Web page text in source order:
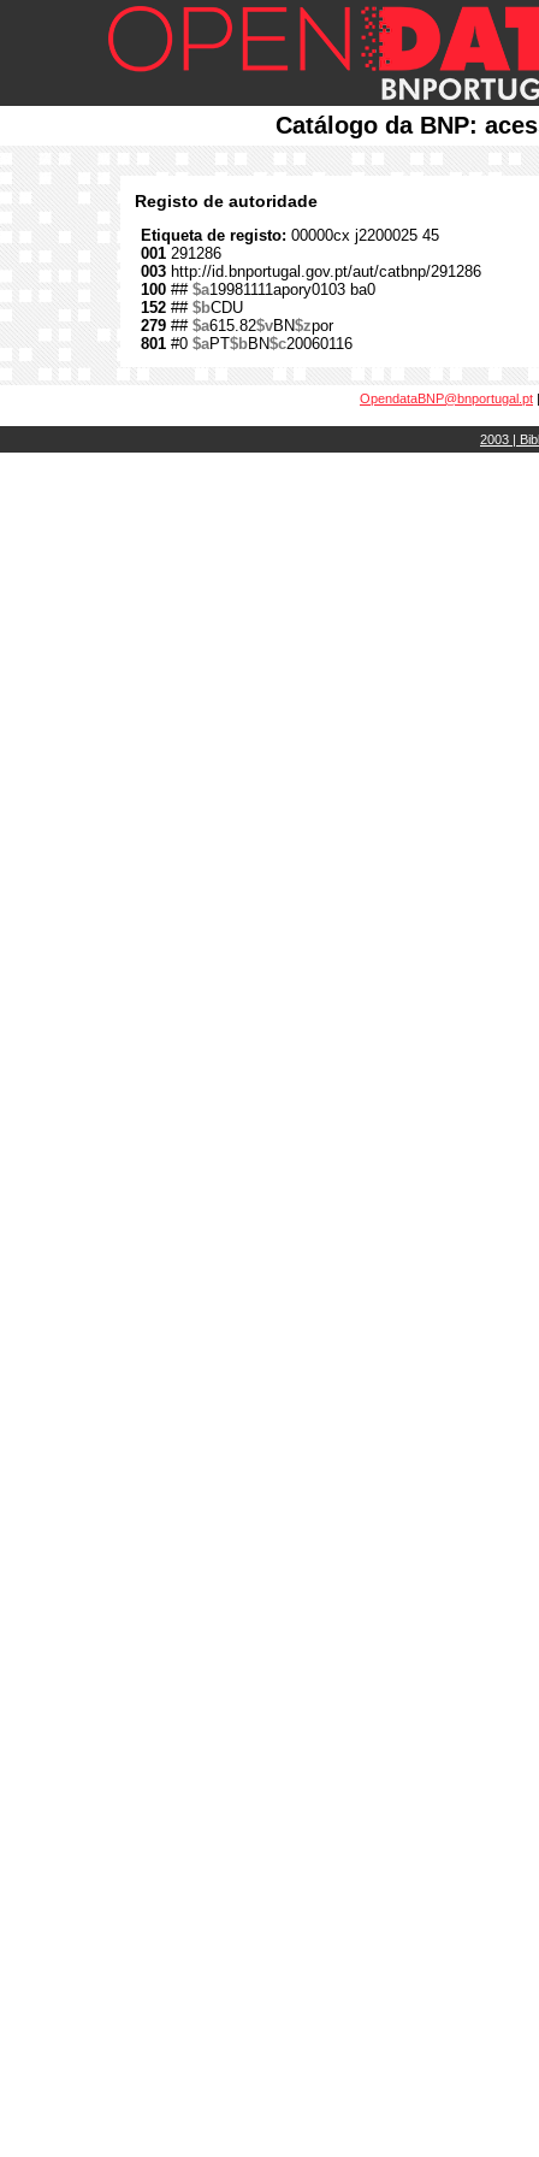
Catálogo da BNP:
Registo de autoridade
Etiqueta de registo: 00000cx j2200025 45
001 291286
003 http://id.bnportugal.gov.pt/aut/catbnp/291286
100 ## $a19981111apory0103 ba0
152 ## $bCDU
279 ## $a615.82$vBN$zpor
801 #0 $aPT$bBN$c20060116
OpendataBNP@bnportugal.pt
2003 |